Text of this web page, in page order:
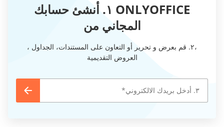
ONLYOFFICE ١. أنشئ حسابك
المجاني من
،٢. قم بعرض و تحرير أو التعاون على المستندات، الجداول ،
العروض التقديمية